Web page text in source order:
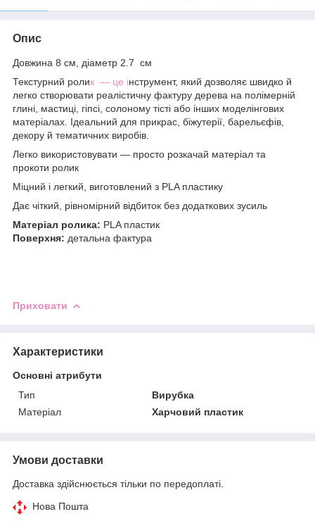
Опис
Довжина 8 см, діаметр 2.7 см
Текстурний ролик — це інструмент, який дозволяє швидко й
легко створювати реалістичну фактуру дерева на полімерній
глині, мастиці, гіпсі, солоному тісті або інших моделінгових
матеріалах. Ідеальний для прикрас, біжутерії, барельєфів,
декору й тематичних виробів.
Легко використовувати — просто розкачай матеріал та
прокоти ролик
Міцний і легкий, виготовлений з PLA пластику
Дає чіткий, рівномірний відбиток без додаткових зусиль
Матеріал ролика: PLA пластик
Поверхня: детальна фактура
Приховати
Характеристики
Основні атрибути
Тип
Вирубка
Матеріал
Харчовий пластик
Умови доставки
Доставка здійснюється тільки по передоплаті.
Нова Пошта